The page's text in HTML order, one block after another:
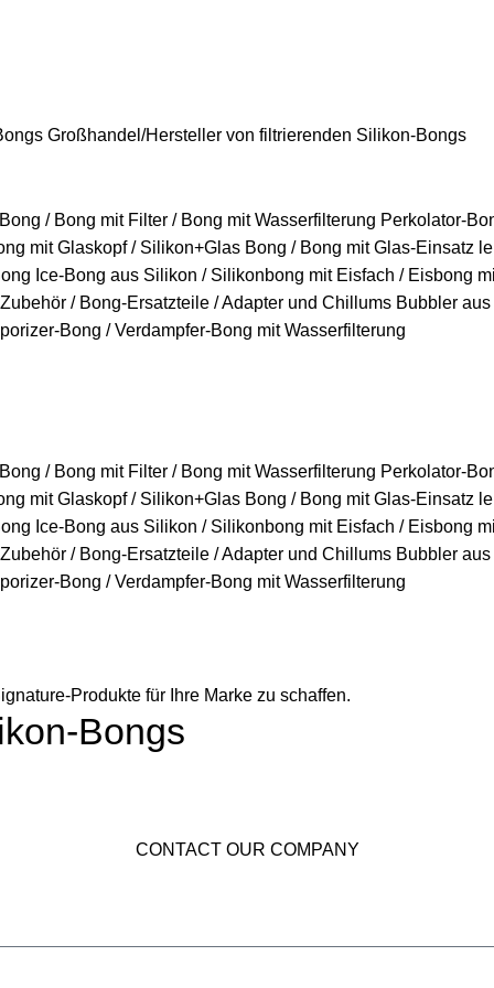
Großhandel Hersteller von filtrierenden Silikon-Bongs
Produkte für Ihre Marke zu schaffen.
Bongs
CONTACT OUR COMPANY